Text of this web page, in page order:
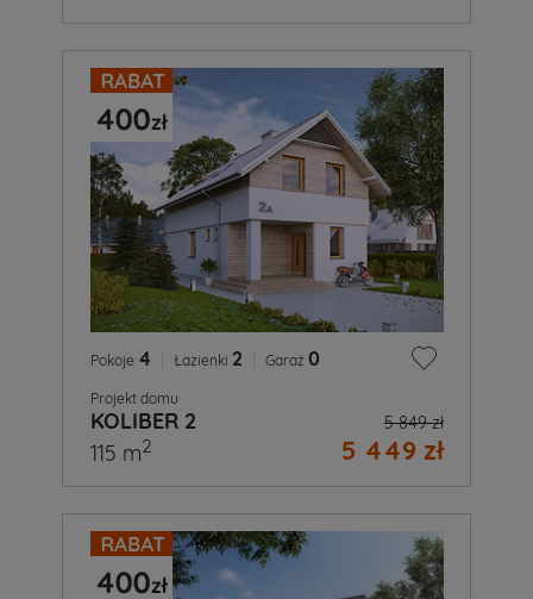
Pokoje 4 Łazienki 2 Garaż 0
Projekt domu
KOLIBER 2 5 849 zł
5 449 zł
115 m2